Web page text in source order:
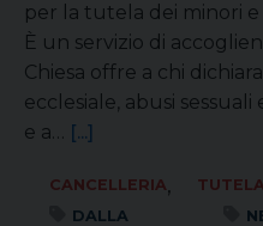
per la tutela dei minori
È un servizio di
Chiesa offre a chi
ecclesiale, abusi
e a… [...]
CANCELLERIA,
DALLA